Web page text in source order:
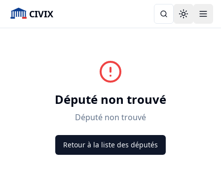
CIVIX Toggle
Député non trouvé
Député non trouvé
Retour à la liste des députés